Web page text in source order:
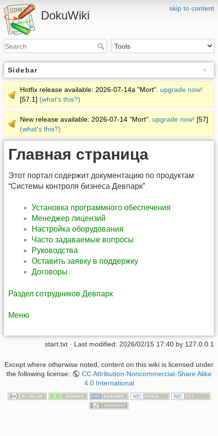
skip to content
DokuWiki
Sidebar
Hotfix release available: 2026-07-14a "Mort". upgrade now!
[57.1] (what's this?)
New release available: 2026-07-14 "Mort". upgrade now! [57]
(what's this?)
Главная страница
Этот портал содержит документацию по продуктам
“Системы контроля бизнеса Девпарк”
Установка программного обеспечения
Менеджер лицензий
Настройка оборудования
Часто задаваемые вопросы
Руководства
Оставить заявку в поддержку
Договоры
Раздел сотрудников Девпарк
Меню
start.txt · Last modified: 2026/02/15 17:40 by 127.0.0.1
Except where otherwise noted, content on this wiki is licensed under
the following license:
CC Attribution-Noncommercial-Share Alike
4.0 International